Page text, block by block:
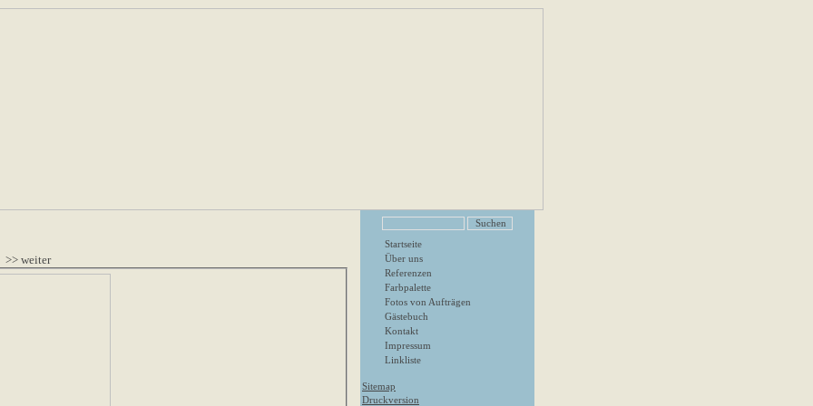
>> weiter
Startseite
Über uns
Referenzen
Farbpalette
Fotos von Aufträgen
Gästebuch
Kontakt
Impressum
Linkliste
Sitemap
Druckversion